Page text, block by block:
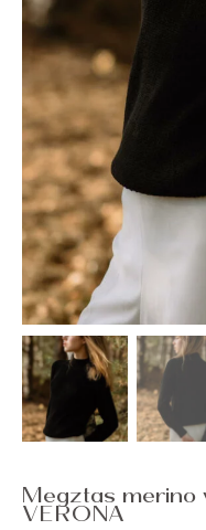
Megztas merino
VERONA